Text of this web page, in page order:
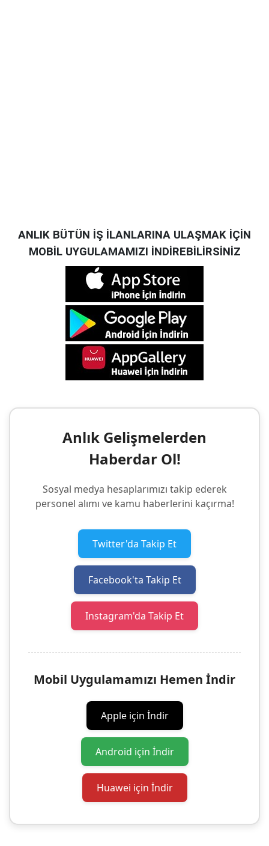
ANLIK BÜTÜN İŞ İLANLARINA ULAŞMAK İÇİN
MOBİL UYGULAMAMIZI İNDİREBİLİRSİNİZ
Anlık Gelişmelerden
Haberdar Ol!
Sosyal medya hesaplarımızı takip ederek
personel alımı ve kamu haberlerini kaçırma!
Twitter'da Takip Et
Facebook'ta Takip Et
Instagram'da Takip Et
Mobil Uygulamamızı Hemen İndir
Apple için İndir
Android için İndir
Huawei için İndir